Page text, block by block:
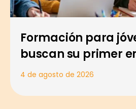
Formación para
buscan su primer
4 de agosto de 2026